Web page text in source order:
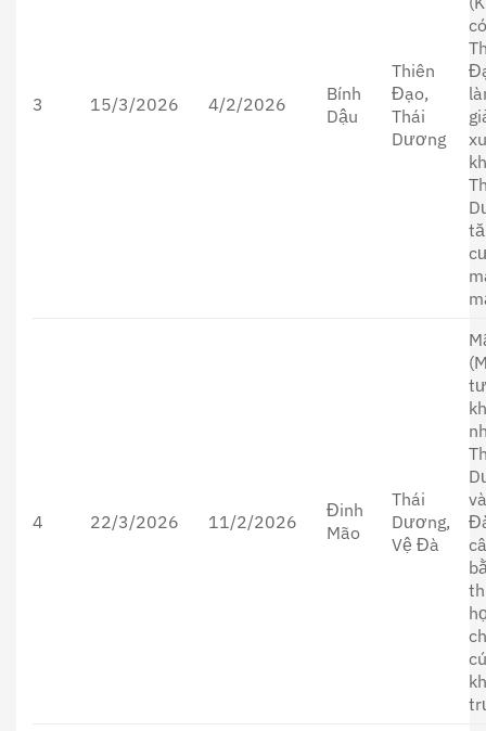
3 15/3/2026 4/2/2026
Bính
Dậu
Thiên
Đạo,
Thái
Dương
4 22/3/2026 11/2/2026
Đinh
Mão
Thái
Dương,
Vệ Đà